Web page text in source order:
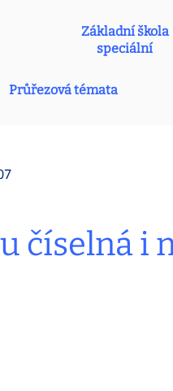
Základní škola
speciální
Průřezová témata
číselná i